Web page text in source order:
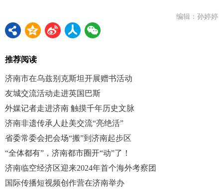
编辑：孙婷婷
推荐阅读
济南市在乌兹别克斯坦开展赠书活动
友城交流活动走进英国巴斯
外媒记者走进济南 触摸千年历史文脉
济南非遗传承人赴美交流“亮绝活”
省委常委会把会场“搬”到济南起步区
“全体都有”，济南都市圈开“动”了！
济南临空经济区迎来2024年首个海外考察团
国际传播短视频创作营在济南举办